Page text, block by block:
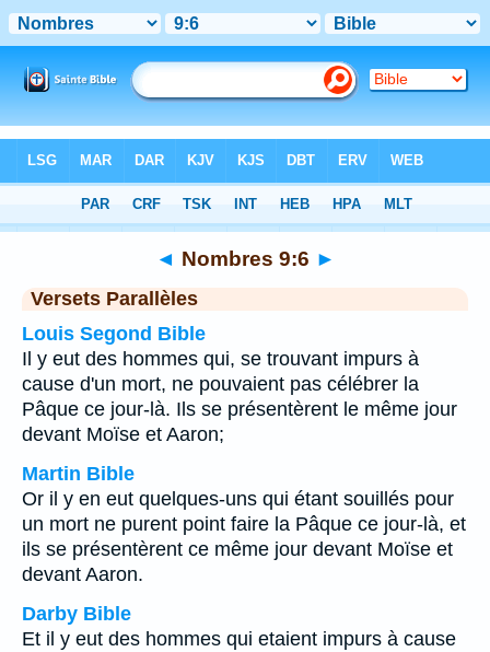
Chapitre 9 > Verset 6
◄ Nombres 9:6 ►
Versets Parallèles
Louis Segond Bible
Il y eut des hommes qui, se trouvant impurs à
cause d'un mort, ne pouvaient pas célébrer la
Pâque ce jour-là. Ils se présentèrent le même jour
devant Moïse et Aaron;
Martin Bible
Or il y en eut quelques-uns qui étant souillés pour
un mort ne purent point faire la Pâque ce jour-là, et
ils se présentèrent ce même jour devant Moïse et
devant Aaron.
Darby Bible
Et il y eut des hommes qui etaient impurs à cause